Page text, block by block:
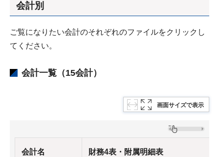
会計別
ご覧になりたい会計のそれぞれのファイルをクリックし
てください。
会計一覧（15会計）
画面サイズで表示
会計名 財務4表・附属明細表